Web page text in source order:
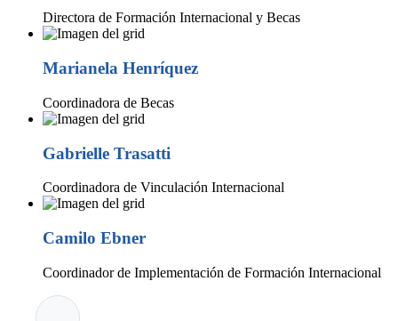
Directora de Formación Internacional y Becas
Marianela Henríquez
Coordinadora de Becas
Gabrielle Trasatti
Coordinadora de Vinculación Internacional
Camilo Ebner
Coordinador de Implementación de Formación Internacional